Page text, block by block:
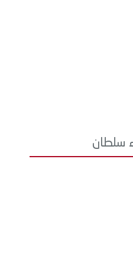
سلطان